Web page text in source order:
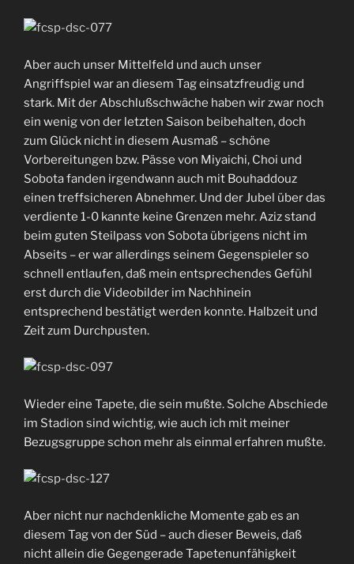
Aber auch unser Mittelfeld und auch unser
Angriffspiel war an diesem Tag einsatzfreudig und
stark. Mit der Abschlußschwäche haben wir zwar noch
ein wenig von der letzten Saison beibehalten, doch
zum Glück nicht in diesem Ausmaß – schöne
Vorbereitungen bzw. Pässe von Miyaichi, Choi und
Sobota fanden irgendwann auch mit Bouhaddouz
einen treffsicheren Abnehmer. Und der Jubel über das
verdiente 1-0 kannte keine Grenzen mehr. Aziz stand
beim guten Steilpass von Sobota übrigens nicht im
Abseits – er war allerdings seinem Gegenspieler so
schnell entlaufen, daß mein entsprechendes Gefühl
erst durch die Videobilder im Nachhinein
entsprechend bestätigt werden konnte. Halbzeit und
Zeit zum Durchpusten.
Wieder eine Tapete, die sein mußte. Solche Abschiede
im Stadion sind wichtig, wie auch ich mit meiner
Bezugsgruppe schon mehr als einmal erfahren mußte.
Aber nicht nur nachdenkliche Momente gab es an
diesem Tag von der Süd – auch dieser Beweis, daß
nicht allein die Gegengerade Tapetenunfähigkeit